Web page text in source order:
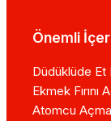
Önemli
Düdüklüde Et
Ekmek
Atomcu